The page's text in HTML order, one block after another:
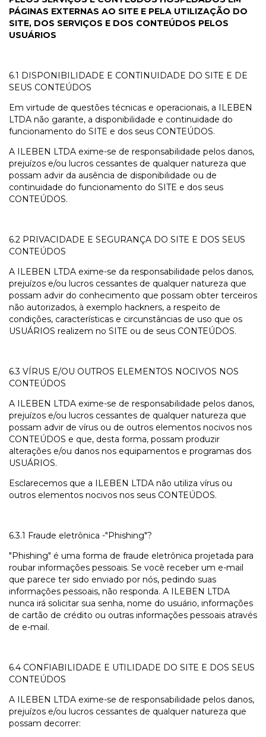
PÁGINAS EXTERNAS AO SITE E PELA UTILIZAÇÃO DO
SITE, DOS SERVIÇOS E DOS CONTEÚDOS PELOS
USUÁRIOS
6.1 DISPONIBILIDADE E CONTINUIDADE DO SITE E DE
SEUS CONTEÚDOS
Em virtude de questões técnicas e operacionais, a ILEBEN
LTDA não garante, a disponibilidade e continuidade do
funcionamento do SITE e dos seus CONTEÚDOS.
A ILEBEN LTDA exime-se de responsabilidade pelos danos,
prejuízos e/ou lucros cessantes de qualquer natureza que
possam advir da ausência de disponibilidade ou de
continuidade do funcionamento do SITE e dos seus
CONTEÚDOS.
6.2 PRIVACIDADE E SEGURANÇA DO SITE E DOS SEUS
CONTEÚDOS
A ILEBEN LTDA exime-se da responsabilidade pelos danos,
prejuízos e/ou lucros cessantes de qualquer natureza que
possam advir do conhecimento que possam obter terceiros
não autorizados, à exemplo hackners, a respeito de
condições, características e circunstâncias de uso que os
USUÁRIOS realizem no SITE ou de seus CONTEÚDOS.
6.3 VÍRUS E/OU OUTROS ELEMENTOS NOCIVOS NOS
CONTEÚDOS
A ILEBEN LTDA exime-se de responsabilidade pelos danos,
prejuízos e/ou lucros cessantes de qualquer natureza que
possam advir de vírus ou de outros elementos nocivos nos
CONTEÚDOS e que, desta forma, possam produzir
alterações e/ou danos nos equipamentos e programas dos
USUÁRIOS.
Esclarecemos que a ILEBEN LTDA não utiliza vírus ou
outros elementos nocivos nos seus CONTEÚDOS.
6.3.1 Fraude eletrônica -"Phishing"?
"Phishing" é uma forma de fraude eletrônica projetada para
roubar informações pessoais. Se você receber um e-mail
que parece ter sido enviado por nós, pedindo suas
informações pessoais, não responda. A ILEBEN LTDA
nunca irá solicitar sua senha, nome do usuário, informações
de cartão de crédito ou outras informações pessoais através
de e-mail.
6.4 CONFIABILIDADE E UTILIDADE DO SITE E DOS SEUS
CONTEÚDOS
A ILEBEN LTDA exime-se de responsabilidade pelos danos,
prejuízos e/ou lucros cessantes de qualquer natureza que
possam decorrer: